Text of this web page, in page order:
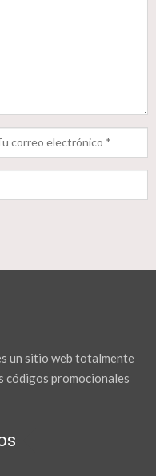
un sitio web totalmente
códigos promocionales